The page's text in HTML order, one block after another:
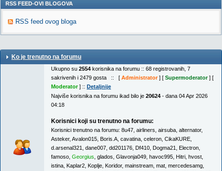
RSS FEED-OVI BLOGOVA
RSS feed ovog bloga
Ko je trenutno na forumu
Ukupno su 2554 korisnika na forumu :: 68 registrovanih, 7
sakrivenih i 2479 gosta :: [ Administrator] [ Supermoderator] [
Moderator] :: Detaljnije
Najviše korisnika na forumu ikad bilo je 20624 - dana 04 Apr 2026
04:18
Korisnici koji su trenutno na forumu:
Korisnici trenutno na forumu: 8u47 airliners airsuba alternator,
Asteker, Avalon015 Boris.A cavatina celeron CikaKURE
d.arsenal321
dane007 dd201176 Df410 Dogma21 Electron
famoso Georgius glados Glavonja049 havoc995 Hitri hvost
istina Kaplar2 Koplje Koridor, mainstream mat mercedesamg